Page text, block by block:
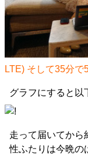
LTE) そして35分
グラフにすると以
走って届いてから
性ふたりは今晩の